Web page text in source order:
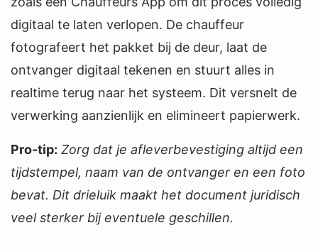
digitaal te laten verlopen. De chauffeur
fotografeert het pakket bij de deur, laat de
ontvanger digitaal tekenen en stuurt alles in
realtime terug naar het systeem. Dit versnelt de
verwerking aanzienlijk en elimineert papierwerk.
Pro-tip: Zorg dat je afleverbevestiging altijd een
tijdstempel, naam van de ontvanger en een foto
bevat. Dit drieluik maakt het document juridisch
veel sterker bij eventuele geschillen.